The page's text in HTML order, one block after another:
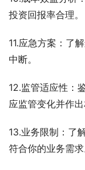
投资回报率合理。
11.应急方案：了
中断。
12.监管适应性：
应监管变化并作出
13.业务限制：了
符合你的业务需求